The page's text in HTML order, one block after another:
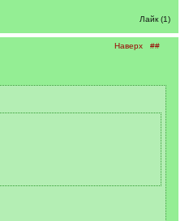
Лайк (1)
Наверх ##